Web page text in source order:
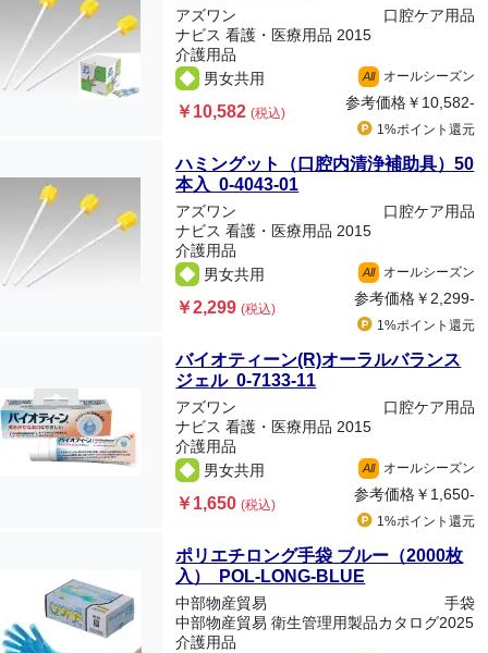
アズワン
口腔ケア用品
ナビス 看護・医療用品 2015
介護用品
男女共用
All オールシーズン
￥10,582(税込)
参考価格￥10,582-
1%ポイント 還元
ハミングット（口腔内清浄補助具）50
本入 0-4043-01
アズワン
口腔ケア用品
ナビス 看護・医療用品 2015
介護用品
男女共用
All オールシーズン
￥2,299(税込)
参考価格￥2,299-
1%ポイント 還元
バイオティーン(R)オーラルバランス
ジェル 0-7133-11
アズワン
口腔ケア用品
ナビス 看護・医療用品 2015
介護用品
男女共用
All オールシーズン
￥1,650(税込)
参考価格￥1,650-
1%ポイント 還元
ポリエチロング手袋 ブルー（2000枚
入） POL-LONG-BLUE
中部物産貿易
手袋
中部物産貿易 衛生管理用製品カタログ2025
介護用品